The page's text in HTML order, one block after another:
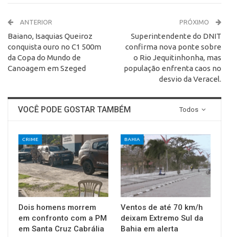
ANTERIOR
Baiano, Isaquias Queiroz
conquista ouro no C1 500m
da Copa do Mundo de
Canoagem em Szeged
PRÓXIMO
Superintendente do DNIT
confirma nova ponte sobre
o Rio Jequitinhonha, mas
população enfrenta caos no
desvio da Veracel.
Todos
VOCÊ PODE GOSTAR TAMBÉM
CRIME
Dois homens morrem
em confronto com a PM
em Santa Cruz Cabrália
BAHIA
Ventos de até 70 km/h
deixam Extremo Sul da
Bahia em alerta